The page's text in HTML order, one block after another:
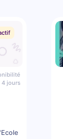
4 jours